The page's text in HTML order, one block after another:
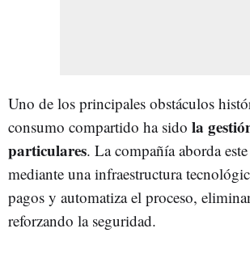
Uno de los principales obstáculos
consumo compartido ha sido la
particulares. La compañía aborda
mediante una infraestructura
pagos y automatiza el proceso,
reforzando la seguridad.